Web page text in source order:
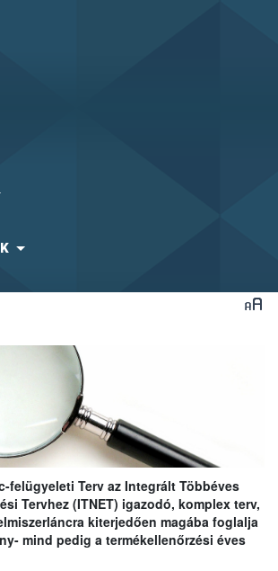
felügyeleti Terv az Integrált Többéves
Tervhez (ITNET) igazodó, komplex terv,
kiterjedően magába foglalja
mind pedig a termékellenőrzési éves